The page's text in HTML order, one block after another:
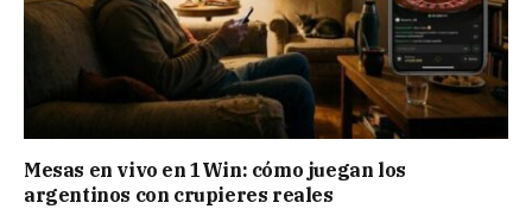
Mesas en vivo en 1Win: cómo juegan los
argentinos con crupieres reales